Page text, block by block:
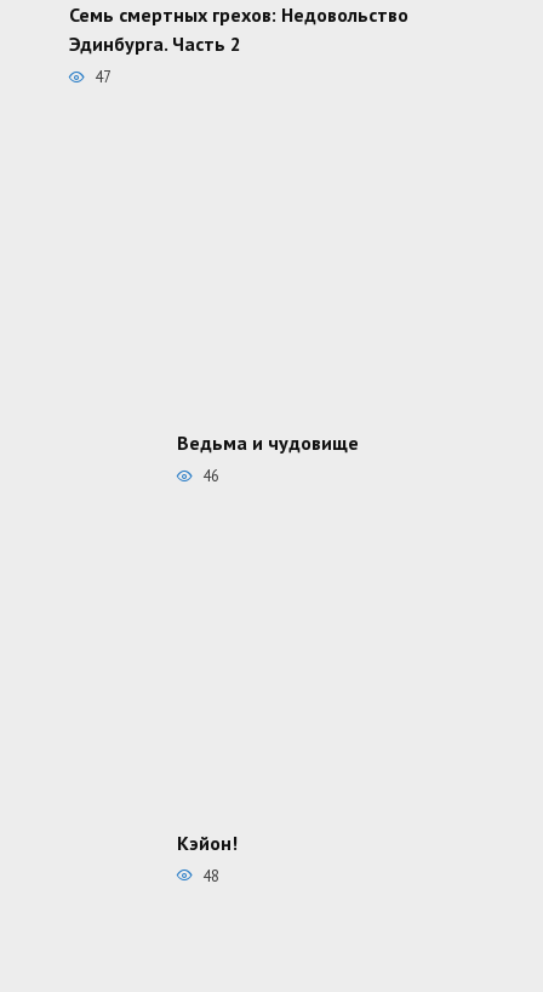
Семь смертных грехов: Недовольство
Эдинбурга. Часть 2
47
Ведьма и чудовище
46
Кэйон!
48